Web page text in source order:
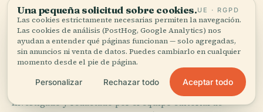
FUENTES
Verificado, y a la vista.
Investigado y redactado por el equipo editorial de
Una pequeña solicitud sobre cookies.UE · RGPD
Las cookies estrictamente necesarias permiten la navegación.
Las cookies de análisis (PostHog, Google Analytics) nos
ayudan a entender qué páginas funcionan — solo agregadas,
sin anuncios ni venta de datos. Puedes cambiarlo en cualquier
momento desde el pie de página.
Personalizar Rechazar todo Aceptar todo